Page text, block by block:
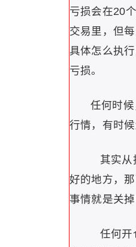
亏损会在20
交易里，但
具体怎么执
亏损。
任何时
行情，有时候
其实从
好的地方，
事情就是关
任何开